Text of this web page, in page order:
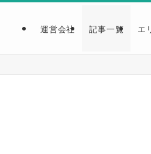
運営会社 記事一覧 エ